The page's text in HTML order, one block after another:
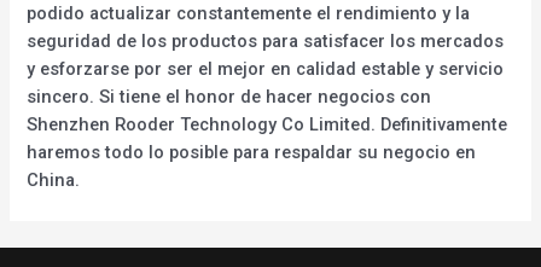
podido actualizar constantemente el rendimiento y la
seguridad de los productos para satisfacer los mercados
y esforzarse por ser el mejor en calidad estable y servicio
sincero. Si tiene el honor de hacer negocios con
Shenzhen Rooder Technology Co Limited. Definitivamente
haremos todo lo posible para respaldar su negocio en
China.